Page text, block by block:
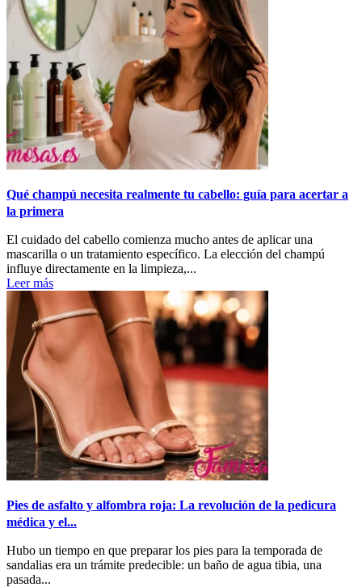
Qué champú necesita realmente tu cabello: guía para acertar a
la primera
El cuidado del cabello comienza mucho antes de aplicar una
mascarilla o un tratamiento específico. La elección del champú
influye directamente en la limpieza,...
Leer más
Pies de asfalto y alfombra roja: La revolución de la pedicura
médica y el...
Hubo un tiempo en que preparar los pies para la temporada de
sandalias era un trámite predecible: un baño de agua tibia, una
pasada...